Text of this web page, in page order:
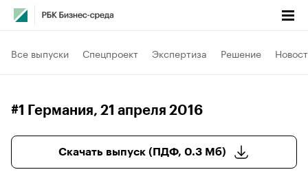
Все выпуски Спецпроект Экспертиза Решение
#1 Германия, 21 апреля 2016
Скачать выпуск (ПДФ, 0.3 Мб)